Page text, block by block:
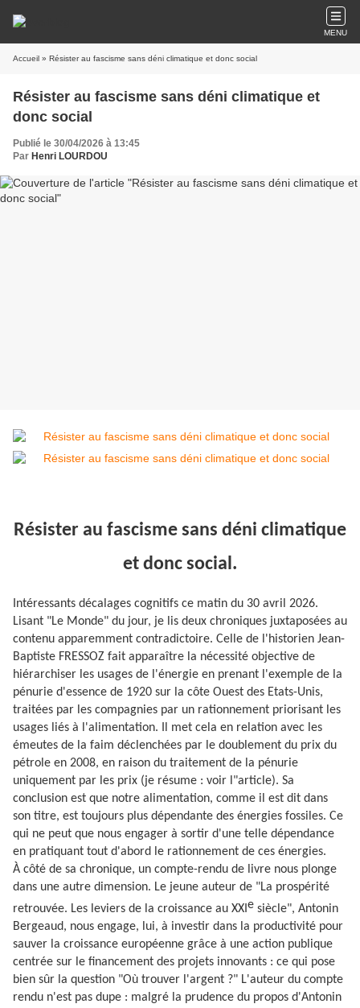
MENU
Accueil » Résister au fascisme sans déni climatique et donc social
Résister au fascisme sans déni climatique et
donc social
Publié le 30/04/2026 à 13:45
Par Henri LOURDOU
Résister au fascisme sans déni climatique
et donc social.
Intéressants décalages cognitifs ce matin du 30 avril 2026.
Lisant "Le Monde" du jour, je lis deux chroniques juxtaposées au
contenu apparemment contradictoire. Celle de l'historien Jean-
Baptiste FRESSOZ fait apparaître la nécessité objective de
hiérarchiser les usages de l'énergie en prenant l'exemple de la
pénurie d'essence de 1920 sur la côte Ouest des Etats-Unis,
traitées par les compagnies par un rationnement priorisant les
usages liés à l'alimentation. Il met cela en relation avec les
émeutes de la faim déclenchées par le doublement du prix du
pétrole en 2008, en raison du traitement de la pénurie
uniquement par les prix (je résume : voir l"article). Sa
conclusion est que notre alimentation, comme il est dit dans
son titre, est toujours plus dépendante des énergies fossiles. Ce
qui ne peut que nous engager à sortir d'une telle dépendance
en pratiquant tout d'abord le rationnement de ces énergies.
À côté de sa chronique, un compte-rendu de livre nous plonge
dans une autre dimension. Le jeune auteur de "La prospérité
retrouvée. Les leviers de la croissance au XXIe siècle", Antonin
Bergeaud, nous engage, lui, à investir dans la productivité pour
sauver la croissance européenne grâce à une action publique
centrée sur le financement des projets innovants : ce qui pose
bien sûr la question "Où trouver l'argent ?" L'auteur du compte
rendu n'est pas dupe : malgré la prudence du propos d'Antonin